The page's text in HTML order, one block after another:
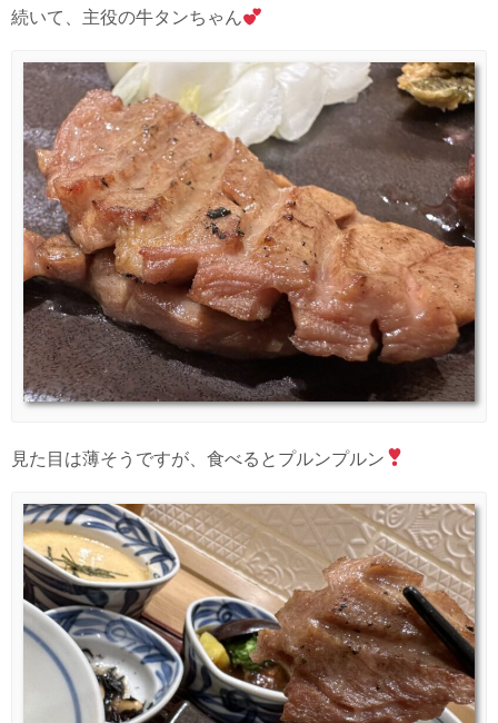
続いて、主役の牛タンちゃん
見た目は薄そうですが、食べるとプルンプルン